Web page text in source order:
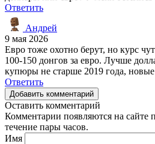
Ответить
Андрей
9 мая 2026
Евро тоже охотно берут, но курс
100-150 донгов за евро. Лучше
купюры не старше 2019 года,
Ответить
Добавить комментарий
Оставить комментарий
Комментарии появляются на сайте
течение пары часов.
Имя